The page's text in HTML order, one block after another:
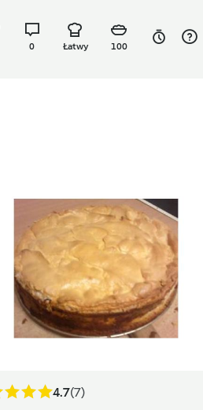
0 Łatwy 100
4.7(7)